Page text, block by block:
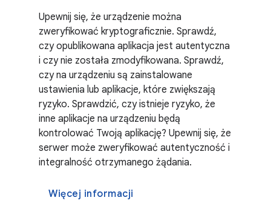
Upewnij się, że urządzenie można
zweryfikować kryptograficznie. Sprawdź,
czy opublikowana aplikacja jest autentyczna
i czy nie została zmodyfikowana. Sprawdź,
czy na urządzeniu są zainstalowane
ustawienia lub aplikacje, które zwiększają
ryzyko. Sprawdzić, czy istnieje ryzyko, że
inne aplikacje na urządzeniu będą
kontrolować Twoją aplikację? Upewnij się, że
serwer może zweryfikować autentyczność i
integralność otrzymanego żądania.
Więcej informacji